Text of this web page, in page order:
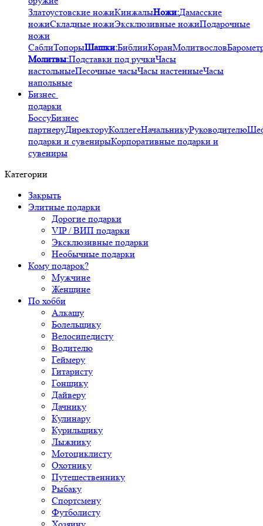
Златоустовские ножиКинжалыНожи:Дамасские
ножиСкладные ножиЭксклюзивные ножиПодарочные
ножи
СаблиТопорыШашки:БиблииКоранМолитвослов
Молитвы:Подставки под ручкиЧасы
настольныеПесочные часыЧасы настенныеЧасы
напольные
Бизнес
подарки
БоссуБизнес
партнеруДиректоруКоллегеНачальникуРуководителю
подарки и сувенирыКорпоративные подарки и
сувениры
Категории
Закрыть
Элитные подарки
Дорогие подарки
VIP / ВИП подарки
Эксклюзивные подарки
Необычные подарки
Кому подарок?
Мужчине
Женщине
По хобби
Алкашу
Болельщику
Велосипедисту
Водителю
Геймеру
Гитаристу
Гонщику
Дайверу
Дачнику
Кулинару
Курильщику
Лыжнику
Мотоциклисту
Охотнику
Путешественнику
Рыбаку
Спортсмену
Футболисту